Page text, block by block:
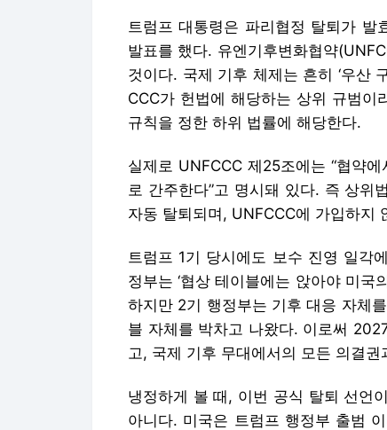
트럼프 대통령은 파리협정 탈퇴가
발표를 했다. 유엔기후변화협약
것이다. 국제 기후 체제는 흔히 ‘우산
CCC가 헌법에 해당하는 상위 규범
규칙을 정한 하위 법률에 해당한다.
실제로 UNFCCC 제25조에는 “협약
로 간주한다”고 명시돼 있다. 즉 상위
자동 탈퇴되며, UNFCCC에 가입하지
트럼프 1기 당시에도 보수 진영 일각
정부는 ‘협상 테이블에는 앉아야 미국
하지만 2기 행정부는 기후 대응 자체
블 자체를 박차고 나왔다. 이로써
고, 국제 기후 무대에서의 모든 의결
냉정하게 볼 때, 이번 공식 탈퇴 선언
아니다. 미국은 트럼프 행정부 출범